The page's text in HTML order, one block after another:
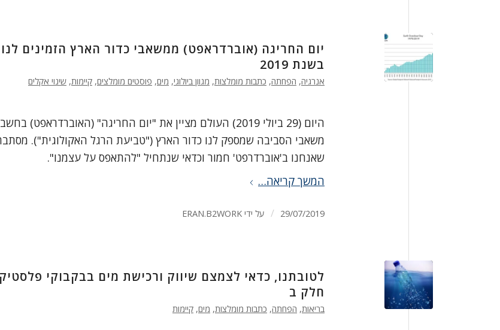
יום החריגה (אוברדראפט) ממשאבי כדור הארץ הזמינים לנו
בשנת 2019
אנרגיה, הפחתה, כתבות מומלצות, מגוון ביולוגי, מים, פוסטים מומלצים, קיימות, שינוי אקלים
היום (29 ביולי 2019) העולם מציין את "יום החריגה" (האוברדראפט)
משאבי הסביבה שמספק לנו כדור הארץ ("טביעת הרגל האקולוגית").
שאנחנו ב'אוברדרפט' חמור וכדאי שנתחיל "להתאפס על עצמנו".
המשך קריאה…
29/07/2019
/ על ידי ERAN.B2WORK
לטובתנו, כדאי לצמצם שיווק ורכישת מים בבקבוקי
חלק ב
בריאות, הפחתה, כתבות מומלצות, מים, קיימות